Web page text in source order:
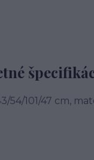
54/101/47 cm,